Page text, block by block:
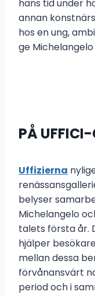
hans tid under
annan
hos en ung,
ge
PÅ UFFICI-
Uffizierna
belyser
Michelangelo
talets första år.
hjälper
mellan dessa
förvånansvärt
period och i